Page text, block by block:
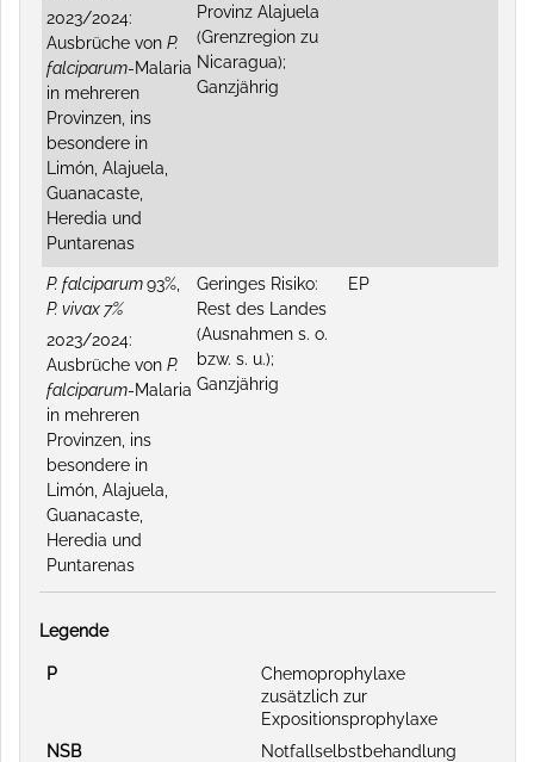
2023/2024:
Ausbrüche von P.
falciparum-Malaria
in mehreren
Provinzen, ins
besondere in
Limón, Alajuela,
Guanacaste,
Heredia und
Puntarenas
Provinz Alajuela
(Grenzregion zu
Nicaragua);
Ganzjährig
P. falciparum93%,
P. vivax 7%
2023/2024:
Ausbrüche von P.
falciparum-Malaria
in mehreren
Provinzen, ins
besondere in
Limón, Alajuela,
Guanacaste,
Heredia und
Puntarenas
Geringes Risiko:
Rest des Landes
(Ausnahmen s. o.
bzw. s. u.);
Ganzjährig
EP
Legende
P
Chemoprophylaxe
zusätzlich zur
Expositionsprophylaxe
NSB
Notfallselbstbehandlung